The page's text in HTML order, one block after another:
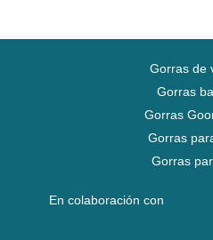
Gorras de
Gorras
Gorras
Gorras
Gorras
En colaboración con